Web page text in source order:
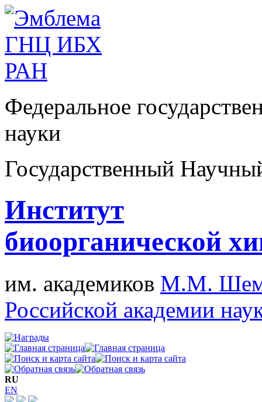
Федеральное
науки
Государственный
Институт
биоорганической
им. академиков М.М.
Российской академии
RU
EN